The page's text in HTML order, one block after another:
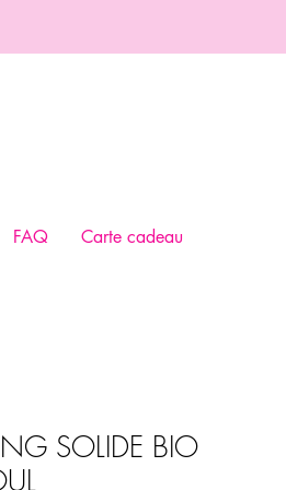
FAQ Carte cadeau
SOLIDE BIO